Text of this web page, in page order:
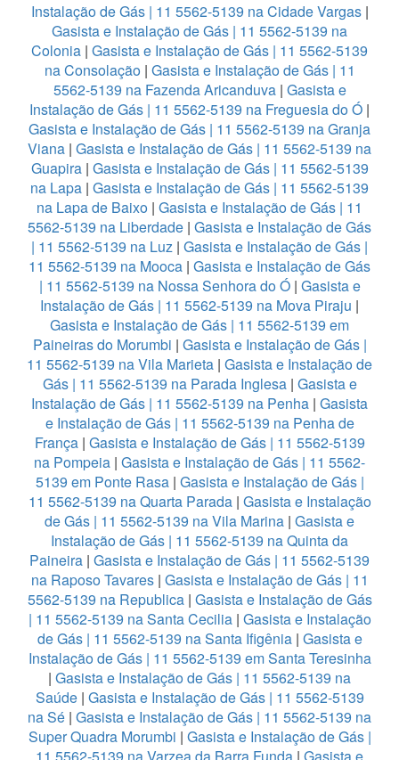
Instalação de Gás | 11 5562-5139 na Cidade Vargas |
Gasista e Instalação de Gás | 11 5562-5139 na
Colonia | Gasista e Instalação de Gás | 11 5562-5139
na Consolação | Gasista e Instalação de Gás | 11
5562-5139 na Fazenda Aricanduva| Gasista e
Instalação de Gás | 11 5562-5139 na Freguesia do Ó |
Gasista e Instalação de Gás | 11 5562-5139 na Granja
Viana | Gasista e Instalação de Gás | 11 5562-5139 na
Guapira| Gasista e Instalação de Gás | 11 5562-5139
na Lapa | Gasista e Instalação de Gás | 11 5562-5139
na Lapa de Baixo | Gasista e Instalação de Gás | 11
5562-5139 na Liberdade | Gasista e Instalação de Gás
| 11 5562-5139 na Luz | Gasista e Instalação de Gás |
11 5562-5139 na Mooca | Gasista e Instalação de Gás
| 11 5562-5139 na Nossa Senhora do Ó| Gasista e
Instalação de Gás | 11 5562-5139 na Mova Piraju |
Gasista e Instalação de Gás | 11 5562-5139 em
Paineiras do Morumbi | Gasista e Instalação de Gás |
11 5562-5139 na Vila Marieta | Gasista e Instalação de
Gás | 11 5562-5139 na Parada Inglesa | Gasista e
Instalação de Gás | 11 5562-5139 na Penha | Gasista
e Instalação de Gás | 11 5562-5139 na Penha de
França | Gasista e Instalação de Gás | 11 5562-5139
na Pompeia | Gasista e Instalação de Gás | 11 5562-
5139 em Ponte Rasa| Gasista e Instalação de Gás |
11 5562-5139 na Quarta Parada| Gasista e Instalação
de Gás | 11 5562-5139 na Vila Marina | Gasista e
Instalação de Gás | 11 5562-5139 na Quinta da
Paineira | Gasista e Instalação de Gás | 11 5562-5139
na Raposo Tavares| Gasista e Instalação de Gás | 11
5562-5139 na Republica| Gasista e Instalação de Gás
| 11 5562-5139 na Santa Cecilia| Gasista e Instalação
de Gás | 11 5562-5139 na Santa Ifigênia | Gasista e
Instalação de Gás | 11 5562-5139 em Santa Teresinha
| Gasista e Instalação de Gás | 11 5562-5139 na
Saúde| Gasista e Instalação de Gás | 11 5562-5139
na Sé | Gasista e Instalação de Gás | 11 5562-5139 na
Super Quadra Morumbi | Gasista e Instalação de Gás |